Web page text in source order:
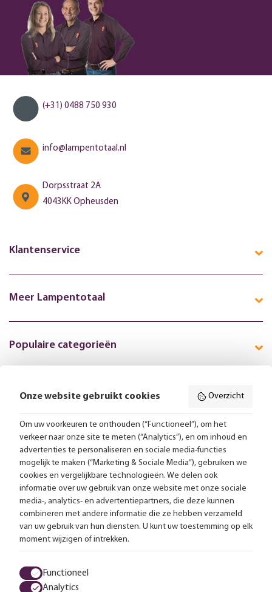
(+31) 0488 750 930
info@lampentotaal.nl
Dorpsstraat 2A
4043KK Opheusden
Klantenservice
Meer Lampentotaal
Populaire categorieën
Volg ons online:
Gratis bezorging vanaf 99,-
Advies op maat
Meer dan 25.000 lampen op voorraad
4.57 uit 2853 reviews
Onze website gebruikt cookies Overzicht
Om uw voorkeuren te onthouden (“Functioneel”), om het
verkeer naar onze site te meten (“Analytics”), en om inhoud en
advertenties te personaliseren en sociale media-functies
mogelijk te maken (“Marketing & Sociale Media”), gebruiken we
cookies en vergelijkbare technologieën. We delen ook
informatie over uw gebruik van onze website met onze sociale
media-, analytics- en advertentiepartners, die deze kunnen
combineren met andere informatie die ze hebben verzameld
van uw gebruik van hun diensten. U kunt uw toestemming op elk
moment wijzigen of intrekken.
Functioneel
Analytics